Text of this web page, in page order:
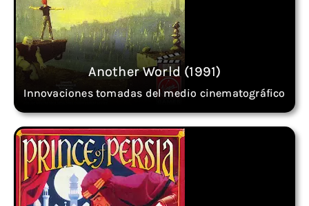
Another World (1991)
Innovaciones tomadas del medio cinematográfico